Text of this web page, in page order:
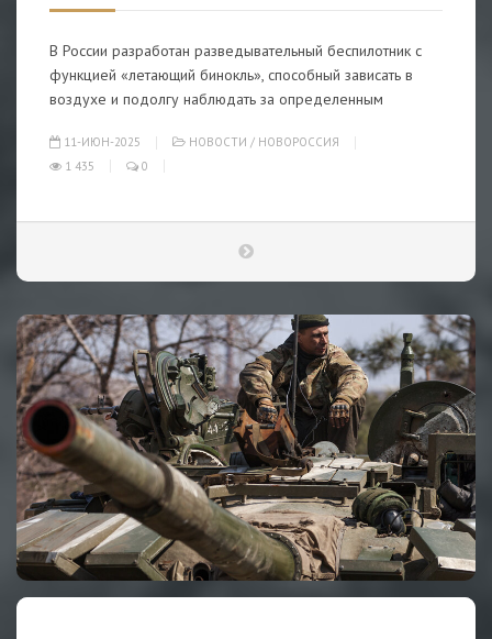
В России разработан разведывательный беспилотник с
функцией «летающий бинокль», способный зависать в
воздухе и подолгу наблюдать за определенным
11-ИЮН-2025 НОВОСТИ / НОВОРОССИЯ
1 435
0